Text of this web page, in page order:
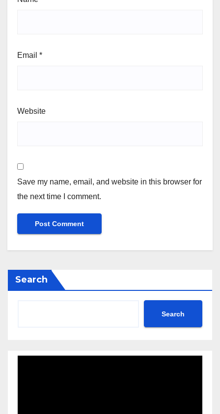
Email *
Website
Save my name, email, and website in this browser for
the next time I comment.
Search
Search